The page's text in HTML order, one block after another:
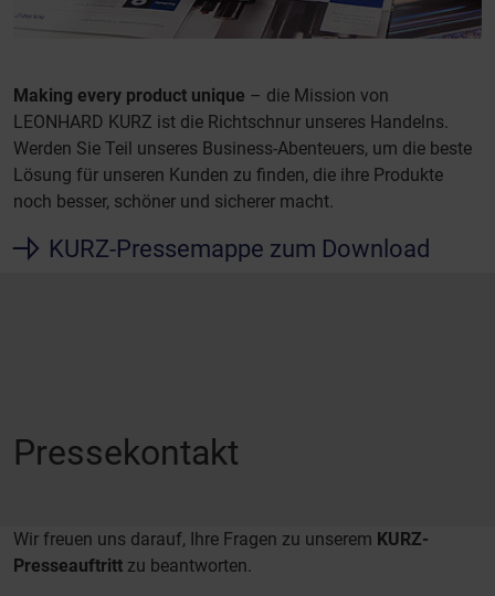
Making every product unique – die Mission von
LEONHARD KURZ ist die Richtschnur unseres Handelns.
Werden Sie Teil unseres Business-Abenteuers, um die beste
Lösung für unseren Kunden zu finden, die ihre Produkte
noch besser, schöner und sicherer macht.
KURZ-Pressemappe zum Download
Pressekontakt
Wir freuen uns darauf, Ihre Fragen zu unserem KURZ-
Presseauftritt zu beantworten.